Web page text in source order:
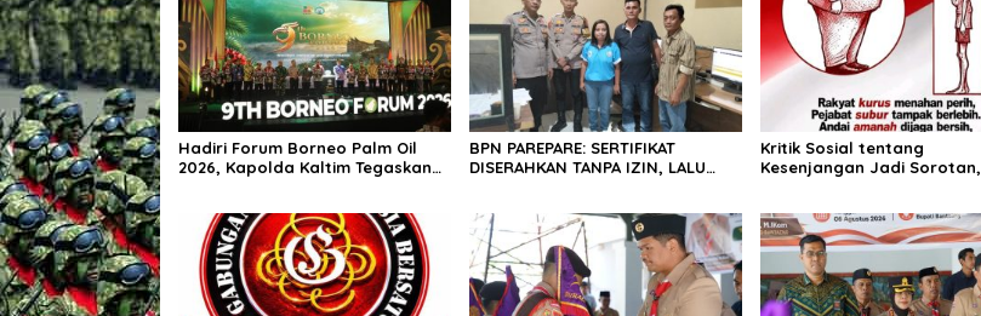
Hadiri Forum Borneo Palm Oil
2026, Kapolda Kaltim Tegaskan
BPN PAREPARE: SERTIFIKAT
DISERAHKAN TANPA IZIN, LALU
POLRES!
Kritik Sosial tentang
Kesenjangan Jadi Sorotan,
Korupsi